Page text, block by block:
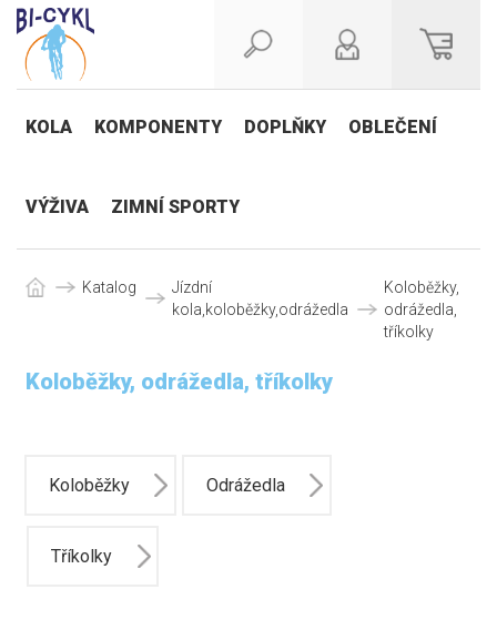
KOLA KOMPONENTY DOPLŇKY OBLEČENÍ
VÝŽIVA ZIMNÍ SPORTY
Katalog
Jízdní
kola,koloběžky,odrážedla
Koloběžky,
odrážedla,
tříkolky
Koloběžky, odrážedla, tříkolky
Koloběžky Odrážedla
Tříkolky